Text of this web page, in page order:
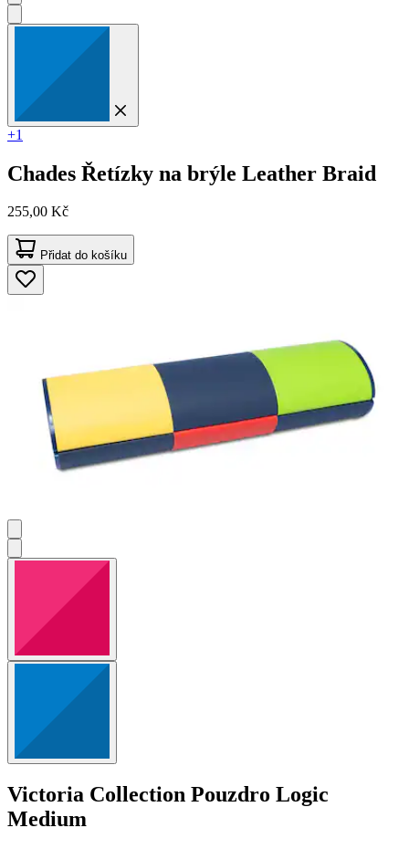
+1
Chades Řetízky na brýle Leather Braid
255,00 Kč
Přidat do košíku
Victoria Collection Pouzdro Logic
Medium